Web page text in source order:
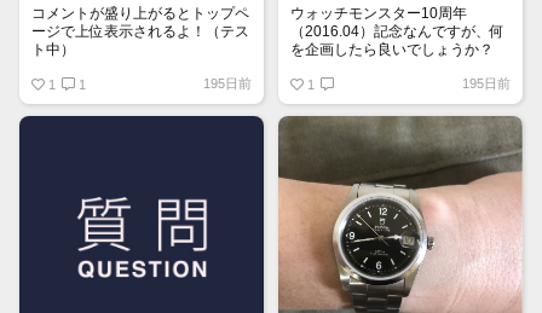
コメントが盛り上がるとトップペ
ージで上位表示されるよ！（テス
ト中）
1 1 195日前
ウォッチモンスター10周年
（2016.04）記念なんですが、何
を企画したら良いでしょうか？
1 195日前